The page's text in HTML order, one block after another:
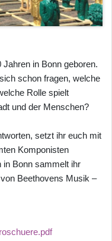
in Bonn geboren.
schon fragen, welche
Rolle spielt
und der Menschen?
setzt ihr euch mit
Komponisten
in Bonn sammelt ihr
Beethovens Musik –